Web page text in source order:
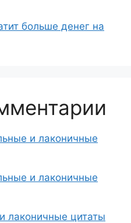
больше денег на
и лаконичные
и лаконичные
лаконичные цитаты